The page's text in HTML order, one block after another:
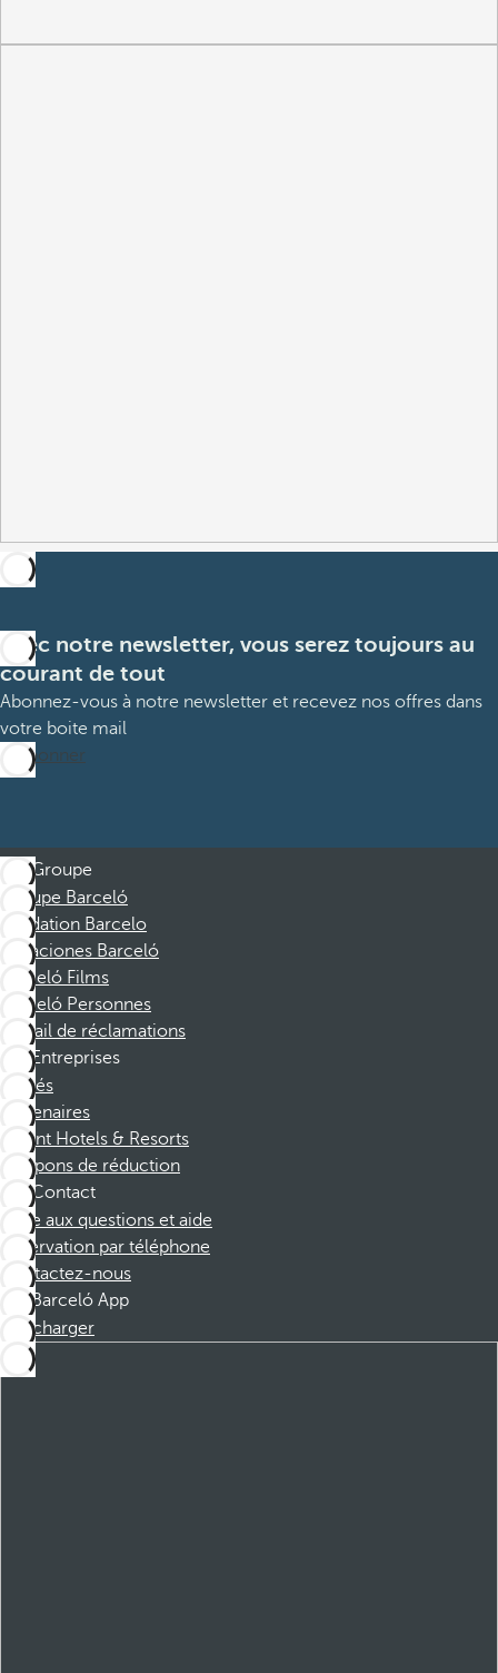
Avec notre newsletter, vous serez toujours au
courant de tout
Abonnez-vous à notre newsletter et recevez nos offres dans
votre boite mail
M’abonner
Groupe
Groupe Barceló
Fondation Barcelo
Vacaciones Barceló
Barceló Films
Barceló Personnes
Portail de réclamations
Entreprises
Affiliés
Partenaires
Dorint Hotels & Resorts
Coupons de réduction
Contact
Foire aux questions et aide
Réservation par téléphone
Contactez-nous
Barceló App
Télécharger